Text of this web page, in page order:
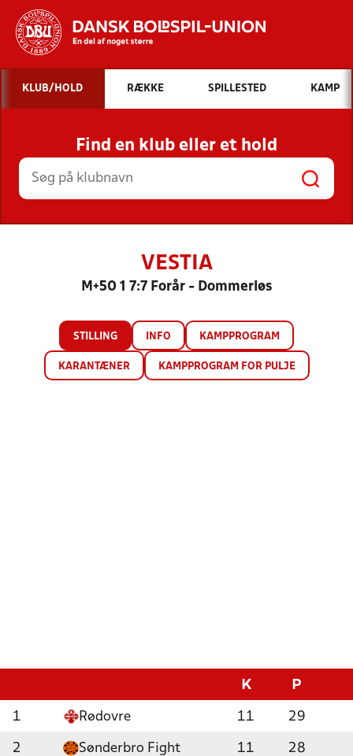
Hvad vil du søge efter?
INDHOLD OG NYHEDER
STILLINGER, RESULTATER, KLUBBER OG
HOLD
KLUB/HOLD RÆKKE SPILLESTED KAMP
Find en klub eller et hold
VESTIA
M+50 1 7:7 Forår - Dommerløs
STILLING INFO KAMPPROGRAM
KARANTÆNER KAMPPROGRAM FOR PULJE
K P
1 Rødovre 11 29
2 Sønderbro Fight 11 28